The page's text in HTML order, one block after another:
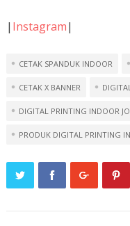
| Instagram|
CETAK SPANDUK INDOOR
CETAK X BANNER
DIGITAL PRINTING INDOOR
PRODUK DIGITAL PRINTING